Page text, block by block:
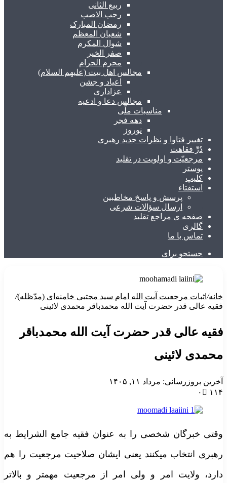
ربیع الثانی
رجب الاصب
رمضان المبارک
شعبان المعظم
شوال المکرم
صفر الخیر
محرم الحرام
مجالس اهل بیت (علیهم السلام)
اعیاد و جشن
عزاداری
مجالس دعا و ادعیه
مناسبات ملّی
دهه فجر
نوروز
تغییر فتاوا و نظرات جدید رهبری
دُرِّ فقاهت
مرجعیّت و اولویت در تقلید
پوستر
کلیپ
استفتاء
پرسش و پاسخ مخاطبین
ارسال سؤالات شرعی
صفحه ی مراجع تقلید
گالری
تماس با ما
جستجو برای
خانه/ اثبات مرجعیت آیت الله امام سید مجتبی خامنه‌ای (مدّظله)/
فقیه عالی قدر حضرت آیت الله محمدباقر محمدی لائینی
فقیه عالی قدر حضرت آیت الله محمدباقر
محمدی لائینی
آخرین بروزرسانی: مرداد ۱۱, ۱۴۰۵
۰
۱۱۴
وقتی خبرگان شخصی را به عنوان فقیه جامع الشرایط به
رهبری انتخاب میکنند یعنی ایشان صلاحیت مرجعیت را هم
دارد، ولایت امر و ولی امر از مرجعیت مهمتر و بالاتر